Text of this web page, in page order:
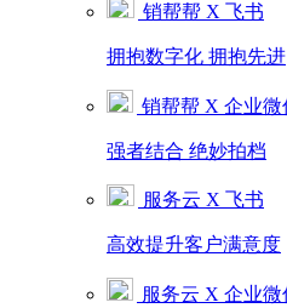
销帮帮 X 飞书
拥抱数字化 拥抱先进
销帮帮 X 企业微
强者结合 绝妙拍档
服务云 X 飞书
高效提升客户满意度
服务云 X 企业微